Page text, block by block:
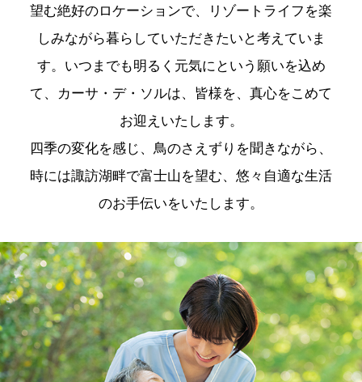
望む絶好のロケーションで、リゾートライフを楽
しみながら暮らしていただきたいと考えていま
す。いつまでも明るく元気にという願いを込め
て、カーサ・デ・ソルは、皆様を、真心をこめて
お迎えいたします。
四季の変化を感じ、鳥のさえずりを聞きながら、
時には諏訪湖畔で富士山を望む、悠々自適な生活
のお手伝いをいたします。